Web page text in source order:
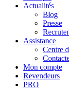
Actualités
Blog
Presse
Assistance
Centre
Mon compte
Revendeurs
PRO